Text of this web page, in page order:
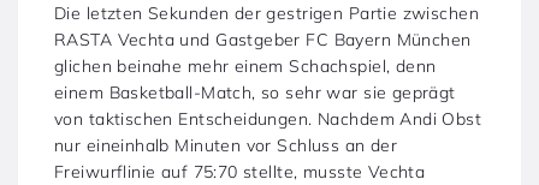
Die letzten Sekunden der gestrigen Partie zwischen
RASTA Vechta und Gastgeber FC Bayern München
glichen beinahe mehr einem Schachspiel, denn
einem Basketball-Match, so sehr war sie geprägt
von taktischen Entscheidungen. Nachdem Andi Obst
nur eineinhalb Minuten vor Schluss an der
Freiwurflinie auf 75:70 stellte, musste Vechta